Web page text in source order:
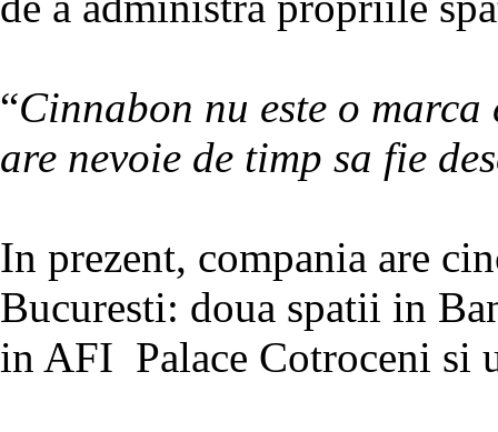
“Cinnabon nu este o
are nevoie de timp sa fie
In prezent, compania are
Bucuresti: doua spatii in
in AFI Palace Cotroceni si